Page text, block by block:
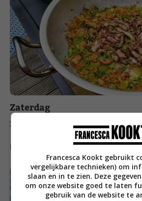
Zaterdag
Salade caprese van de barbecue
Meer barbecue recepten
Francesca Kookt gebruikt
vergelijkbare technieken) om
slaan en in te zien. Deze
om onze website goed te laten
gebruik van de website te